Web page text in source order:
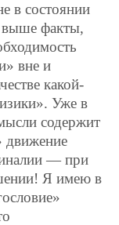
в состоянии
выше факты,
вне и
какой-
Уже в
содержит
движение
— при
Я имею в